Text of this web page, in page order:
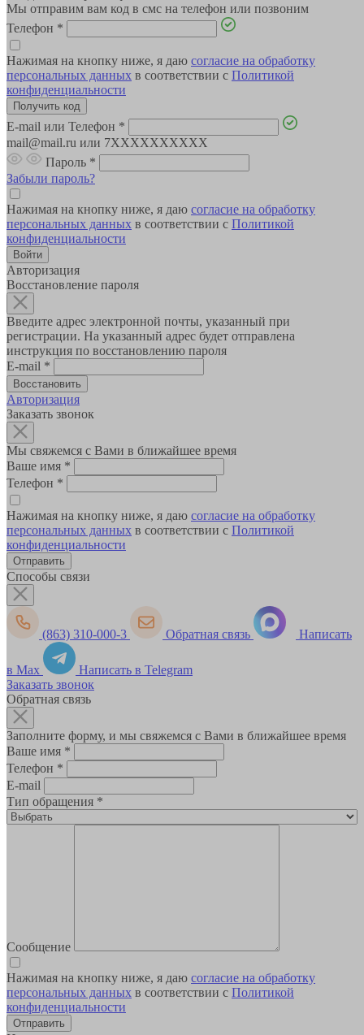
Мы отправим вам код в смс на телефон или позвоним
Телефон *
Нажимая на кнопку ниже, я даю согласие на обработку
персональных данных в соответствии с Политикой
конфиденциальности
E-mail или Телефон *
mail@mail.ru или 7XXXXXXXXXX
Пароль *
Забыли пароль?
Нажимая на кнопку ниже, я даю согласие на обработку
персональных данных в соответствии с Политикой
конфиденциальности
Авторизация
Восстановление пароля
Введите адрес электронной почты, указанный при
регистрации. На указанный адрес будет отправлена
инструкция по восстановлению пароля
E-mail *
Авторизация
Заказать звонок
Мы свяжемся с Вами в ближайшее время
Ваше имя *
Телефон *
Нажимая на кнопку ниже, я даю согласие на обработку
персональных данных в соответствии с Политикой
конфиденциальности
Способы связи
(863) 310-000-3 Обратная связь Написать
в Max
Написать в Telegram
Заказать звонок
Обратная связь
Заполните форму, и мы свяжемся с Вами в ближайшее время
Ваше имя *
Телефон *
E-mail
Тип обращения *
Сообщение
Нажимая на кнопку ниже, я даю согласие на обработку
персональных данных в соответствии с Политикой
конфиденциальности